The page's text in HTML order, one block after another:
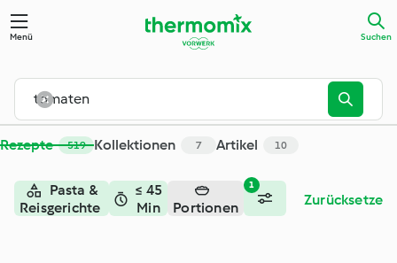
Menü Suchen
Rezepte 519 Kollektionen 7 Artikel 10
1
Pasta &
Reisgerichte
≤ 45
Min
Portionen Zurücksetzen
Suche - Cookidoo® – das offizielle Thermomix®-Rezept-